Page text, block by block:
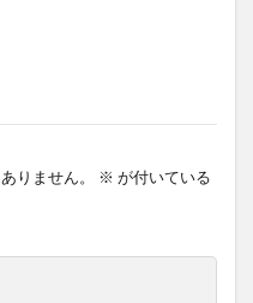
りません。 ※ が付いている